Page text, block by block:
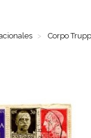
Corpo